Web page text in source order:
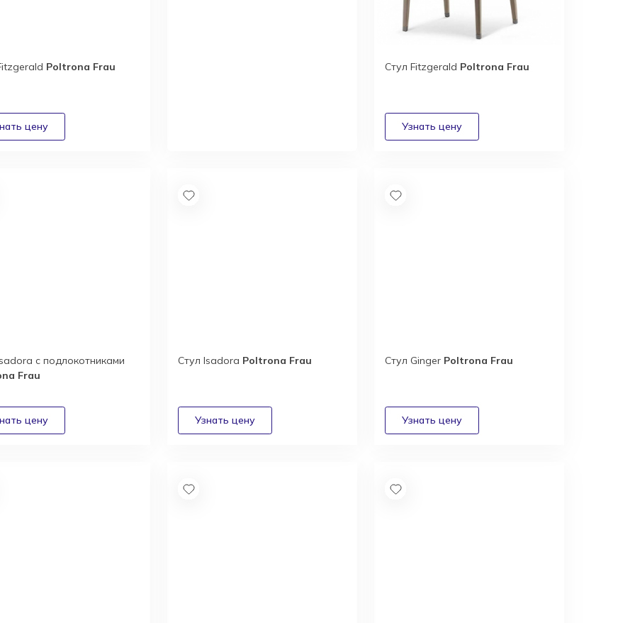
Poltrona Frau Стул Fitzgerald Poltrona Frau
с подлокотниками
Frau
Стул Isadora Poltrona Frau Стул Ginger Poltrona Frau